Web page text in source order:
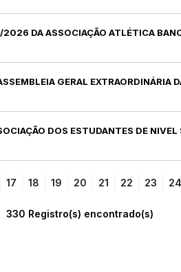
DA ASSOCIAÇÃO ATLÉTICA
GERAL EXTRAORDINÁRIA
DOS ESTUDANTES DE NIVEL
17 18 19 20 21 22 23 24
Registro(s) encontrado(s)